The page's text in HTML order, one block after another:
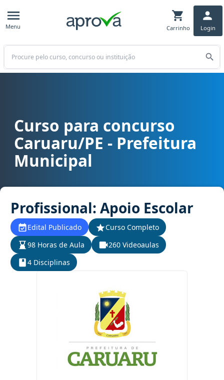
Menu Carrinho Login
Buscar
Curso para concurso Caruaru/PE - Prefeitura Municipal cargo
Curso para concurso
Caruaru/PE - Prefeitura
Municipal
Profissional: Apoio Escolar
Edital Publicado
Curso Completo
98 Horas de Aula
260 Videoaulas
4 Disciplinas